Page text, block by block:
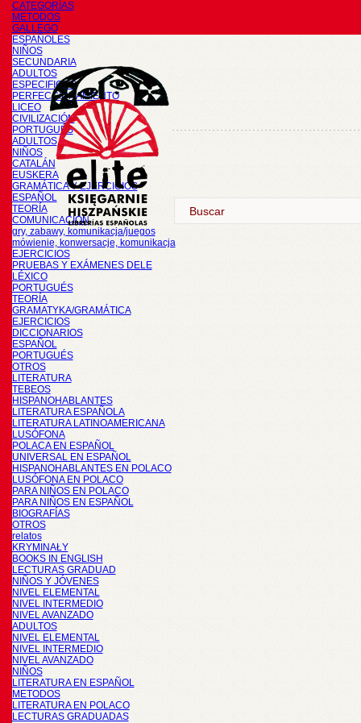
CATEGORÍAS
METODOS
GALLEGO
ESPAÑOLES
NIÑOS
SECUNDARIA
ADULTOS
ESPECIFICOS
PERFECCIONAMIENTO
LICEO
CIVILIZACIÓN
PORTUGUÉS
ADULTOS
NIÑOS
CATALÁN
EUSKERA
GRAMÁTICA Y EJERCICIOS
ESPAÑOL
TEORÍA
COMUNICACIÓN
gry, zabawy, komunikacja/juegos
mówienie, konwersacje, komunikacja
EJERCICIOS
PRUEBAS Y EXÁMENES DELE
LÉXICO
PORTUGUÉS
TEORÍA
GRAMATYKA/GRAMÁTICA
EJERCICIOS
DICCIONARIOS
ESPAÑOL
PORTUGUÉS
OTROS
LITERATURA
TEBEOS
HISPANOHABLANTES
LITERATURA ESPAÑOLA
LITERATURA LATINOAMERICANA
LUSÓFONA
POLACA EN ESPAÑOL
UNIVERSAL EN ESPAÑOL
HISPANOHABLANTES EN POLACO
LUSÓFONA EN POLACO
PARA NIÑOS EN POLACO
PARA NIÑOS EN ESPAÑOL
BIOGRAFÍAS
OTROS
relatos
KRYMINAŁY
BOOKS IN ENGLISH
LECTURAS GRADUAD
NIÑOS Y JÓVENES
NIVEL ELEMENTAL
NIVEL INTERMEDIO
NIVEL AVANZADO
ADULTOS
NIVEL ELEMENTAL
NIVEL INTERMEDIO
NIVEL AVANZADO
NIÑOS
LITERATURA EN ESPAÑOL
METODOS
LITERATURA EN POLACO
LECTURAS GRADUADAS